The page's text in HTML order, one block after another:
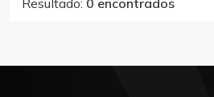
Resultado: 0 encontrados